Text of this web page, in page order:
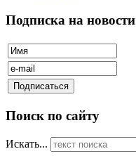
Подписка на новости
Поиск по сайту
Искать...